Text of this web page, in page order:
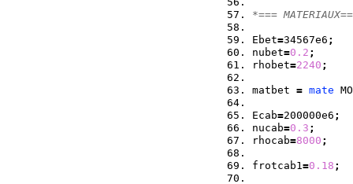
*===
Ebet=34567e6 ;
nubet=0.2 ;
rhobet=2240 ;
matbet = mate
Ecab=200000e6 ;
nucab=0.3 ;
rhocab=8000 ;
frotcab1=0.18 ;